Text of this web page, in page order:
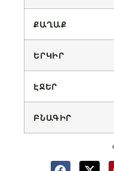
ՔԱՂԱՔ
ԵՐԿԻՐ
ԷՋԵՐ
ԲՆԱԳԻՐ